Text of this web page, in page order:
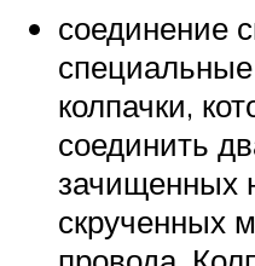
соединение
колпачки,
соединить
зачищенных
скрученных